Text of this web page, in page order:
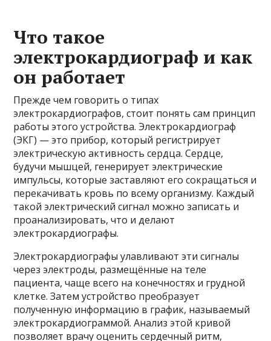
Что такое
электрокардиограф и как
он работает
Прежде чем говорить о типах
электрокардиографов, стоит понять сам принцип
работы этого устройства. Электрокардиограф
(ЭКГ) — это прибор, который регистрирует
электрическую активность сердца. Сердце,
будучи мышцей, генерирует электрические
импульсы, которые заставляют его сокращаться и
перекачивать кровь по всему организму. Каждый
такой электрический сигнал можно записать и
проанализировать, что и делают
электрокардиографы.
Электрокардиографы улавливают эти сигналы
через электроды, размещённые на теле
пациента, чаще всего на конечностях и грудной
клетке. Затем устройство преобразует
полученную информацию в график, называемый
электрокардиограммой. Анализ этой кривой
позволяет врачу оценить сердечный ритм,